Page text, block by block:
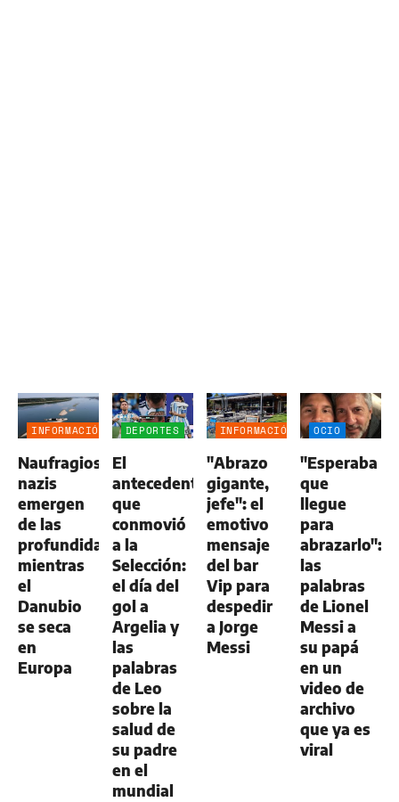
INFORMACIÓN
Naufragios
nazis
emergen
de las
profundidades
mientras
el
Danubio
se seca
en
Europa
DEPORTES
El
antecedente
que
conmovió
a la
Selección:
el día del
gol a
Argelia y
las
palabras
de Leo
sobre la
salud de
su padre
en el
mundial
INFORMACIÓN
"Abrazo
gigante,
jefe": el
emotivo
mensaje
del bar
Vip para
despedir
a Jorge
Messi
OCIO
"Esperaba
que
llegue
para
abrazarlo":
las
palabras
de Lionel
Messi a
su papá
en un
video de
archivo
que ya es
viral